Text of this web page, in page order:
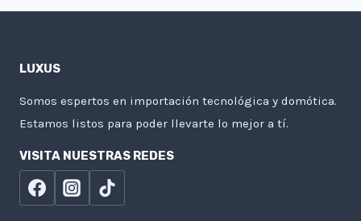
LUXUS
Somos espertos en importación tecnológica y domótica.
Estamos listos para poder llevarte lo mejor a tí.
VISITA NUESTRAS REDES